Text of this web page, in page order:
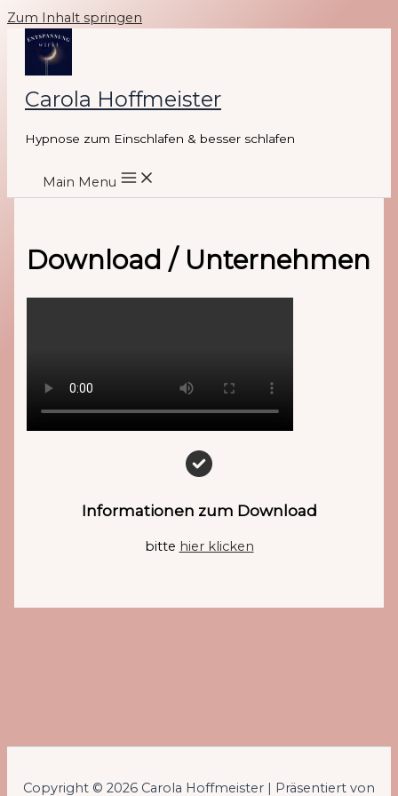
Zum Inhalt springen
Carola Hoffmeister
Hypnose zum Einschlafen & besser schlafen
Main Menu
Download / Unternehmen
Informationen zum Download
bitte hier klicken
Copyright © 2026 Carola Hoffmeister | Präsentiert von